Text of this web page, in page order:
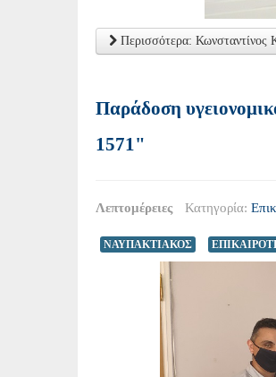
Περισσότερα: Κωνσταντίνος
Παράδοση
1571"
Λεπτομέρειες Κατηγορία:
ΝΑΥΠΑΚΤΙΑΚΟΣ